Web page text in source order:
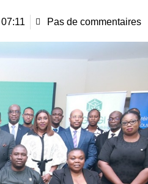
07:11 Pas de commentaires